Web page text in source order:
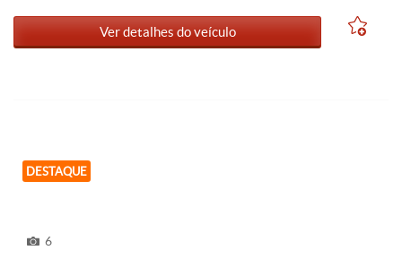
Ver detalhes do veículo
DESTAQUE
6